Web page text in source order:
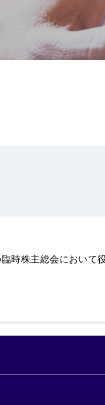
時株主総会において